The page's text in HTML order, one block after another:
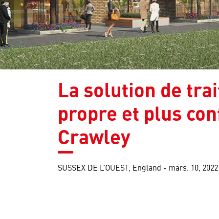
La solution de
propre et plus
Crawley
SUSSEX DE L’OUEST, England - mars. 10, 2022